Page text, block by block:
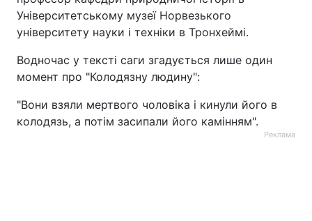
Університетському музеї Норвезького
університету науки і техніки в Тронхеймі.
Водночас у тексті саги згадується лише один
момент про "Колодязну людину":
"Вони взяли мертвого чоловіка і кинули його в
колодязь, а потім засипали його камінням".
Реклама